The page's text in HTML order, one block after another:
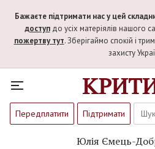
Бажаєте підтримати нас у цей
доступдо усіх матеріялів нашого
пожертву тут. Зберігаймо спокій і
захисту
Передплатити Підтримати
Юлія Ємець-